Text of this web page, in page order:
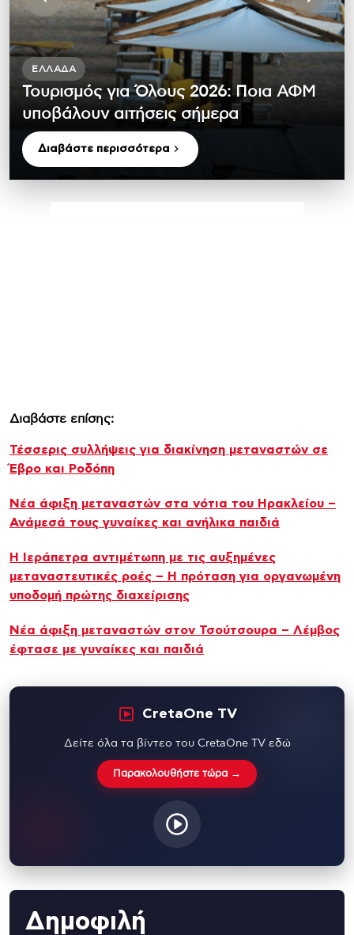
ΕΛΛΆΔΑ
Τουρισμός για Όλους 2026: Ποια ΑΦΜ
υποβάλουν αιτήσεις σήμερα
Διαβάστε περισσότερα
Διαβάστε επίσης:
Τέσσερις συλλήψεις για διακίνηση μεταναστών σε
Έβρο και Ροδόπη
Νέα άφιξη μεταναστών στα νότια του Ηρακλείου –
Ανάμεσά τους γυναίκες και ανήλικα παιδιά
Η Ιεράπετρα αντιμέτωπη με τις αυξημένες
μεταναστευτικές ροές – Η πρόταση για οργανωμένη
υποδομή πρώτης διαχείρισης
Νέα άφιξη μεταναστών στον Τσούτσουρα – Λέμβος
έφτασε με γυναίκες και παιδιά
CretaOne TV
Δείτε όλα τα βίντεο του CretaOne TV εδώ
Παρακολουθήστε τώρα →
Δημοφιλή